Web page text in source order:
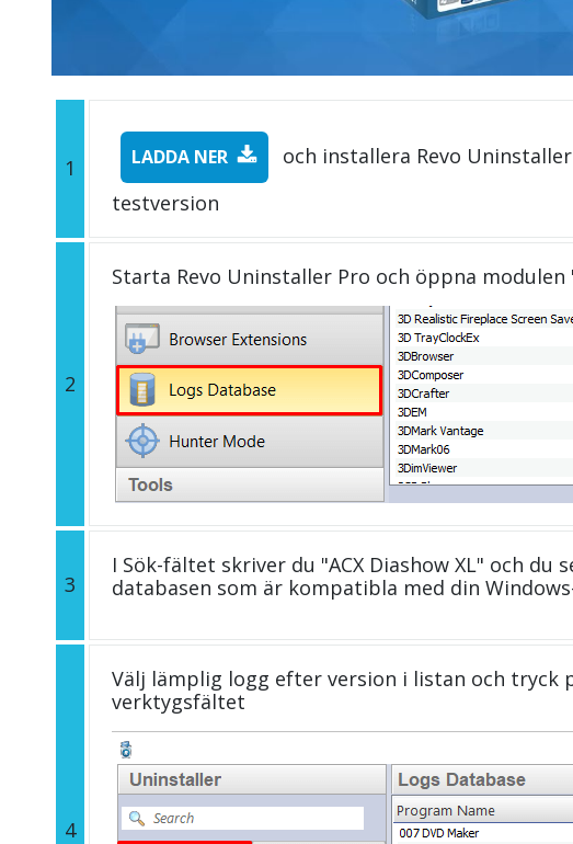
1 LADDA NER
och installera Revo
testversion
2
Starta Revo Uninstaller Pro och öppna modulen
3
I Sök-fältet skriver du "ACX Diashow XL" och du
databasen som är kompatibla med din
4
Välj lämplig logg efter version i listan och tryck
verktygsfältet